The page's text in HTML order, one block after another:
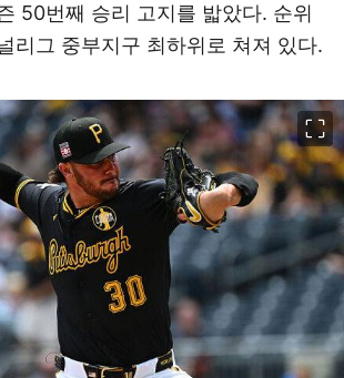
50번째 승리 고지를 밟았다. 순위
리그 중부지구 최하위로 쳐져 있다.